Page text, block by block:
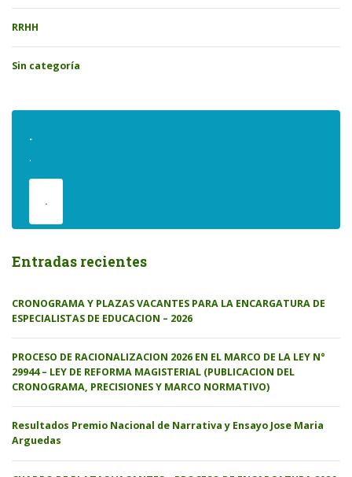
RRHH
Sin categoría
.
.
.
Entradas recientes
CRONOGRAMA Y PLAZAS VACANTES PARA LA ENCARGATURA DE
ESPECIALISTAS DE EDUCACION – 2026
PROCESO DE RACIONALIZACION 2026 EN EL MARCO DE LA LEY N°
29944 – LEY DE REFORMA MAGISTERIAL (PUBLICACION DEL
CRONOGRAMA, PRECISIONES Y MARCO NORMATIVO)
Resultados Premio Nacional de Narrativa y Ensayo Jose Maria
Arguedas